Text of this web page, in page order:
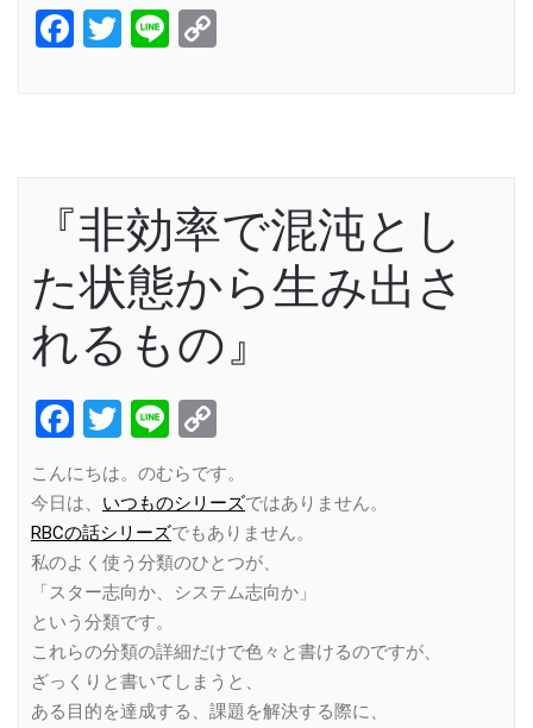
Facebook
Twitter
Line
『非効率で混沌とし
た状態から生み出さ
れるもの』
Facebook
Twitter
Line
Link
こんにちは。のむらです。
今日は、 いつものシリーズではありません。
RBCの話シリーズでもありません。
私のよく使う分類のひとつが、
「スター志向か、システム志向か」
という分類です。
これらの分類の詳細だけで色々と書けるのですが、
ざっくりと書いてしまうと、
ある目的を達成する、課題を解決する際に、